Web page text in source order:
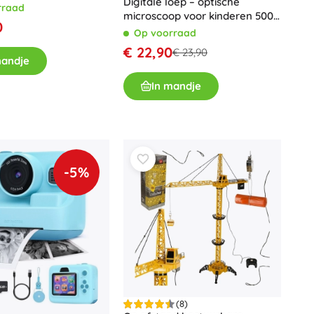
Handtasjes
Sieradendoosjes
microscoop voor kinderen 500×
2MpxOp voorraad
€ 22,90€ 23,90
In mandje
-5%
(8)